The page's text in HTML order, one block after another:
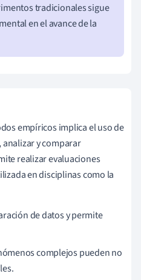
tradicionales sigue
en el avance de la
empíricos implica el uso de
y comparar
realizar evaluaciones
en disciplinas como la
de datos y permite
complejos pueden no